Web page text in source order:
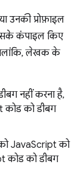
उनकी प्रोफ़ाइल
कंपाइल किए
लेखक के
नहीं करना है,
को डीबग
JavaScript को
कोड को डीबग